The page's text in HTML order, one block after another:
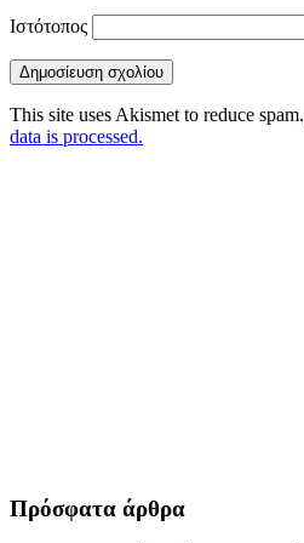
Ιστότοπος
This site uses Akismet to reduce spam.
data is processed.
Πρόσφατα άρθρα